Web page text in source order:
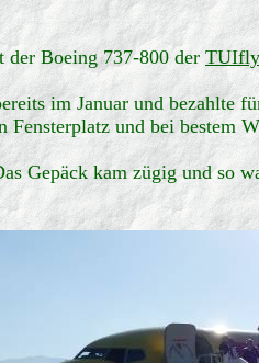
der Boeing 737-800 derTUIfly
im Januar und bezahlte
und bei bestem
Gepäck kam zügig und so